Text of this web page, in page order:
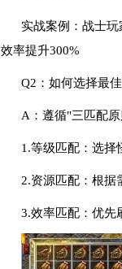
实战案例：战士玩
效率提升300%
Q2：如何选择最
A：遵循"三匹配原
1.等级匹配：选择
2.资源匹配：根据
3.效率匹配：优先